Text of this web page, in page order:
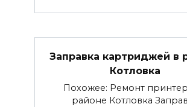
Заправка картриджей в
Котловка
Похожее: Ремонт
районе Котловка